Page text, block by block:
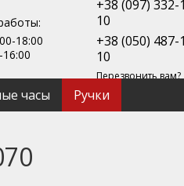
18:00
+38 (097) 332-
10
+38 (050) 487-
10
Перезвонить вам?
часы Ручки